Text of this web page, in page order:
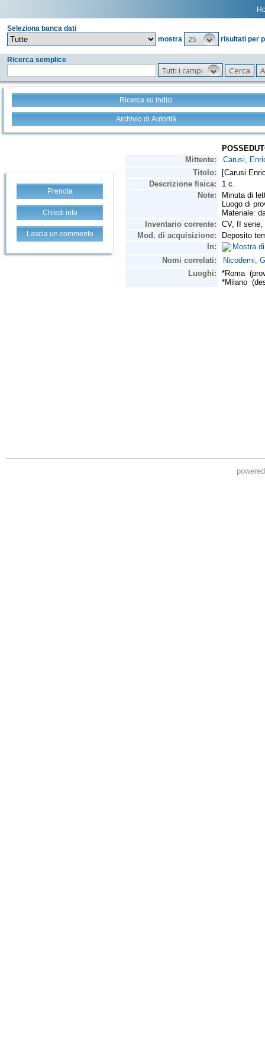
Seleziona banca dati
mostra
25 risultati per
Ricerca semplice
Tutti i campi
Ricerca su indici
Archivio di Autorità
Prenota
Chiedi info
Lascia un commento